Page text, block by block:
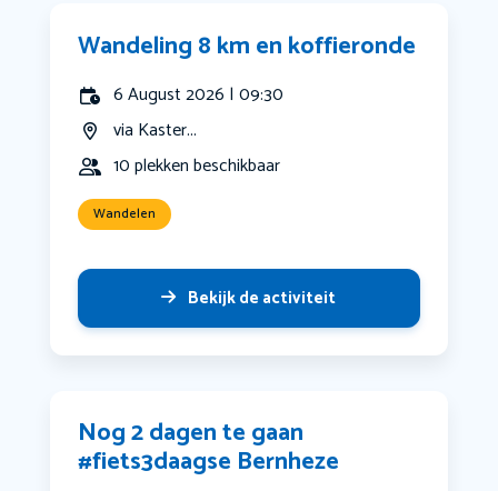
Wandeling 8 km en koffieronde
6 August 2026 | 09:30
via Kaster...
10 plekken beschikbaar
Wandelen
Bekijk de activiteit
Nog 2 dagen te gaan
#fiets3daagse Bernheze